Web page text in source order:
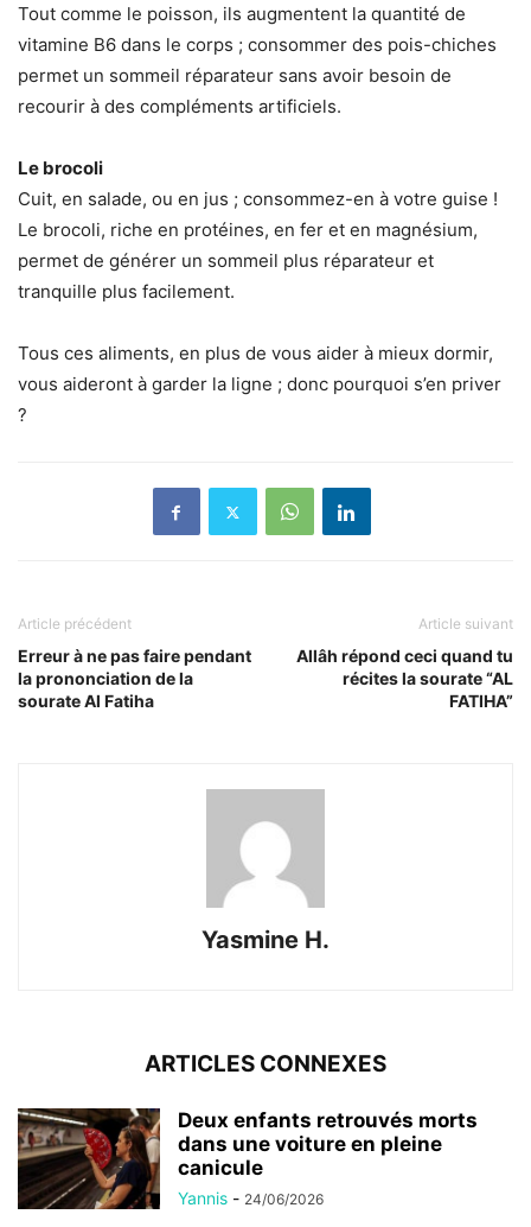
Tout comme le poisson, ils augmentent la quantité de
vitamine B6 dans le corps ; consommer des pois-chiches
permet un sommeil réparateur sans avoir besoin de
recourir à des compléments artificiels.
Le brocoli
Cuit, en salade, ou en jus ; consommez-en à votre guise !
Le brocoli, riche en protéines, en fer et en magnésium,
permet de générer un sommeil plus réparateur et
tranquille plus facilement.
Tous ces aliments, en plus de vous aider à mieux dormir,
vous aideront à garder la ligne ; donc pourquoi s’en priver
?
Article précédent
Erreur à ne pas faire pendant
la prononciation de la
sourate Al Fatiha
Article suivant
Allâh répond ceci quand tu
récites la sourate “AL
FATIHA”
Yasmine H.
ARTICLES CONNEXES
Deux enfants retrouvés morts
dans une voiture en pleine
canicule
Yannis - 24/06/2026